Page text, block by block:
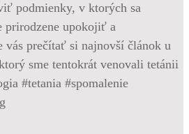
podmienky, v ktorých sa
prirodzene upokojiť a
vás prečítať si najnovší článok u
sme tentokrát venovali tetánii
#tetania #spomalenie